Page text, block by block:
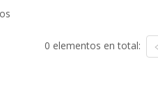
0 elementos en total: